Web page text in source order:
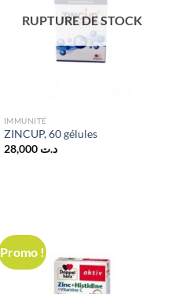
RUPTURE DE STOCK
IMMUNITÉ
ZINCUP, 60 gélules
د.ت 28,000
Promo !